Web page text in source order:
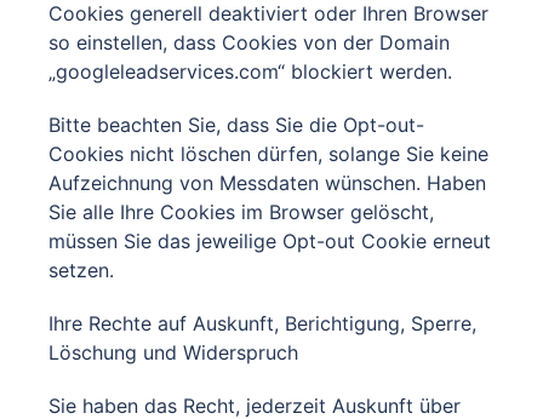
Cookies generell deaktiviert oder Ihren Browser
so einstellen, dass Cookies von der Domain
„googleleadservices.com“ blockiert werden.
Bitte beachten Sie, dass Sie die Opt-out-
Cookies nicht löschen dürfen, solange Sie keine
Aufzeichnung von Messdaten wünschen. Haben
Sie alle Ihre Cookies im Browser gelöscht,
müssen Sie das jeweilige Opt-out Cookie erneut
setzen.
Ihre Rechte auf Auskunft, Berichtigung, Sperre,
Löschung und Widerspruch
Sie haben das Recht, jederzeit Auskunft über